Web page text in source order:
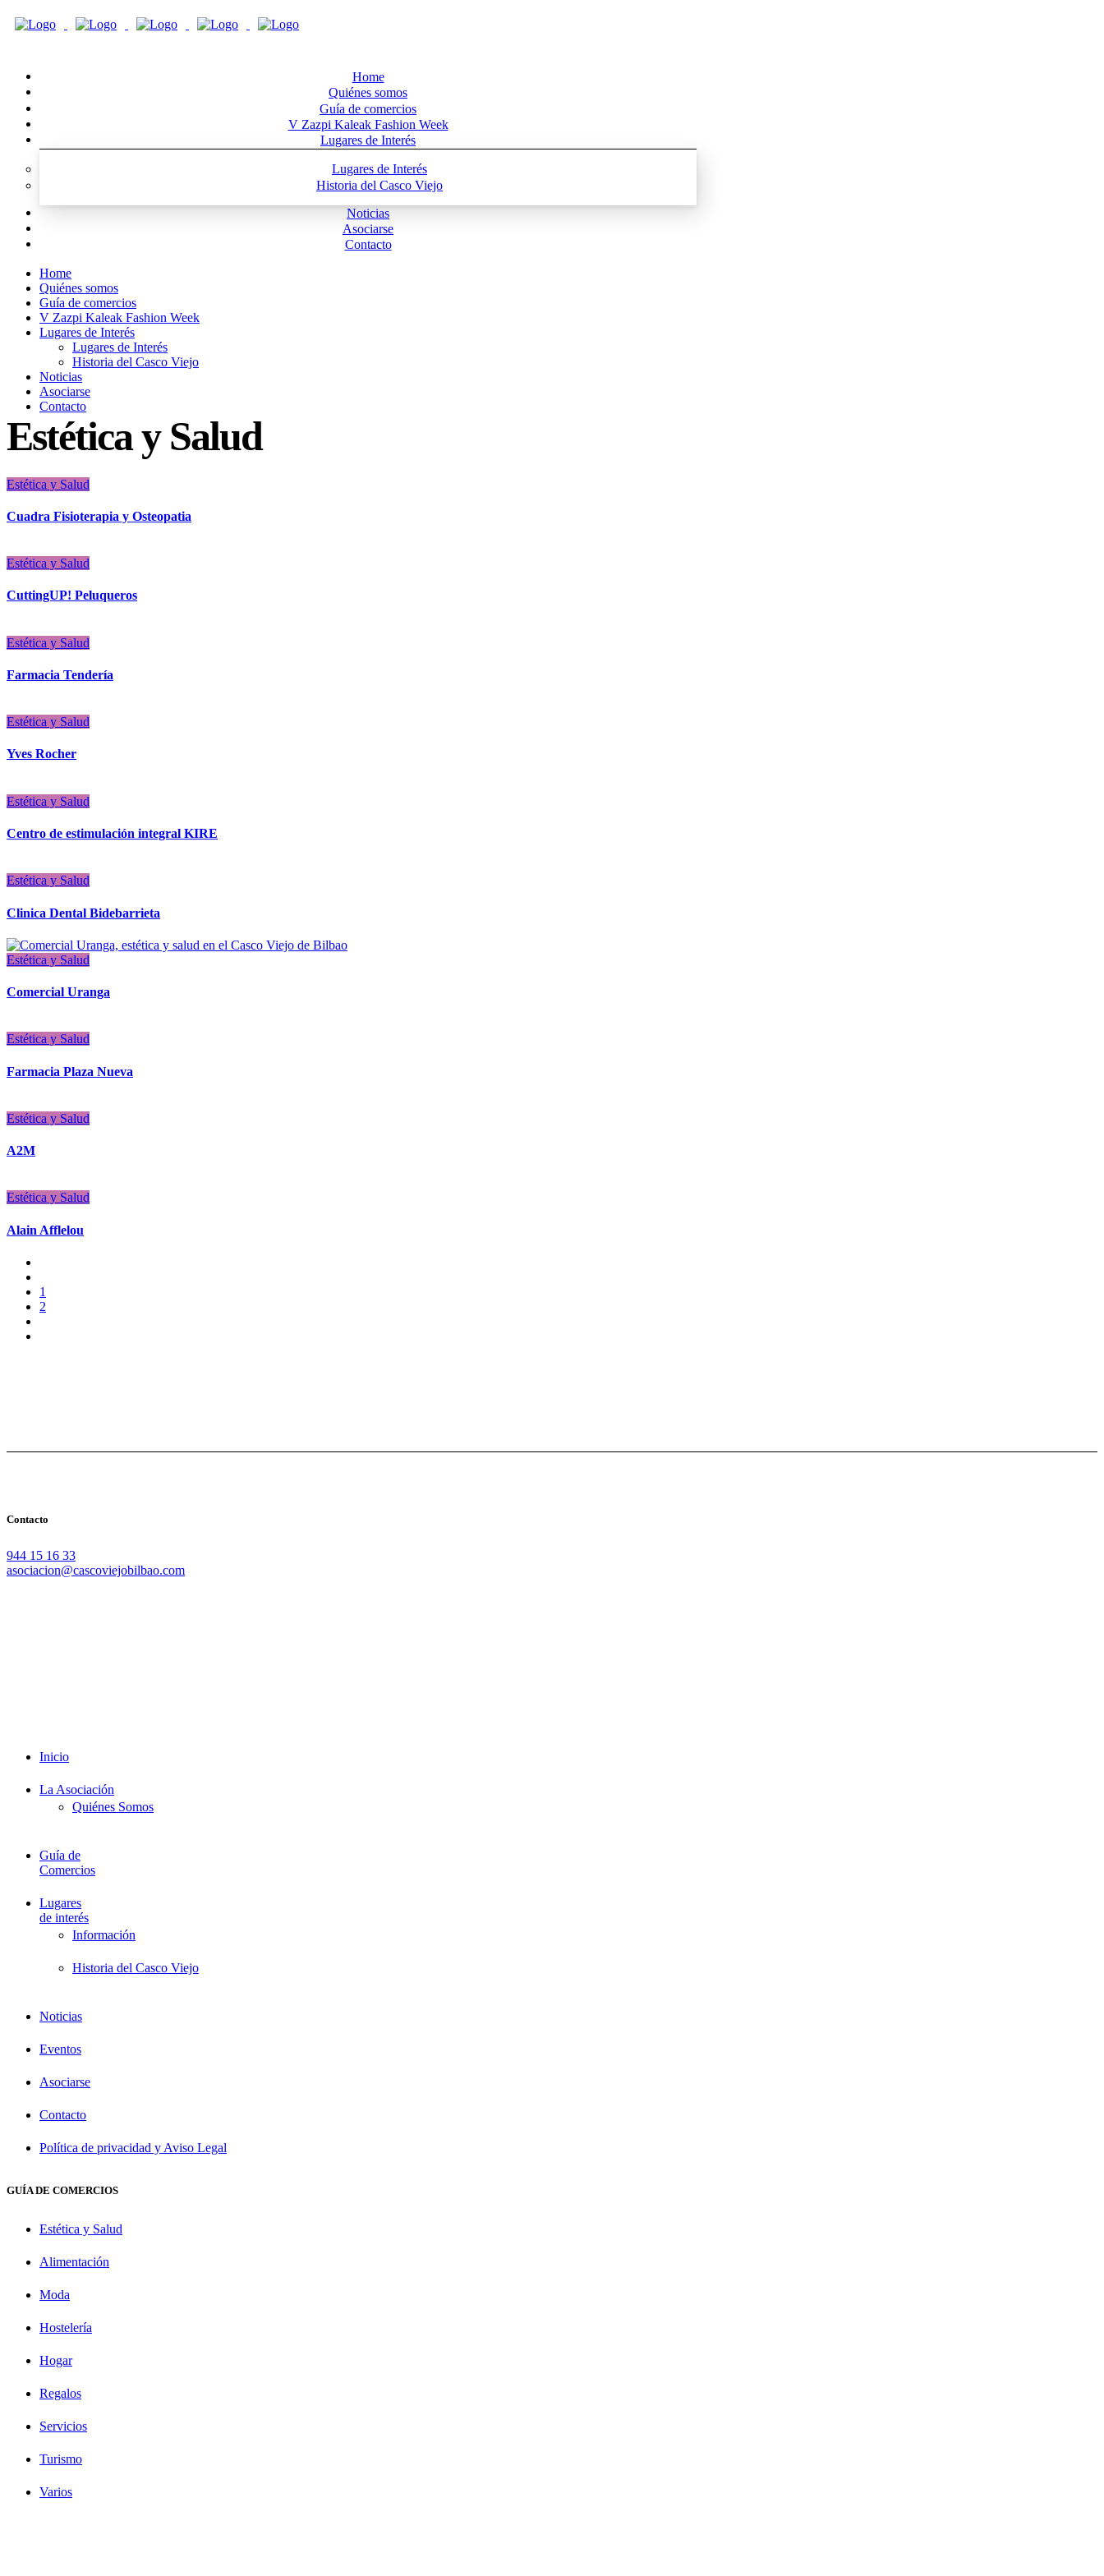
Home
Quiénes somos
Guía de comercios
V Zazpi Kaleak Fashion Week
Lugares de Interés
Lugares de Interés
Historia del Casco Viejo
Noticias
Asociarse
Contacto
Home
Quiénes somos
Guía de comercios
V Zazpi Kaleak Fashion Week
Lugares de Interés
Lugares de Interés
Historia del Casco Viejo
Noticias
Asociarse
Contacto
Estética y Salud
Estética y Salud
Cuadra Fisioterapia y Osteopatia
Estética y Salud
CuttingUP! Peluqueros
Estética y Salud
Farmacia Tendería
Estética y Salud
Yves Rocher
Estética y Salud
Centro de estimulación integral KIRE
Estética y Salud
Clinica Dental Bidebarrieta
Estética y Salud
Comercial Uranga
Estética y Salud
Farmacia Plaza Nueva
Estética y Salud
A2M
Estética y Salud
Alain Afflelou
1
2
Contacto
944 15 16 33
asociacion@cascoviejobilbao.com
Inicio
La Asociación
Quiénes Somos
Guía de
Comercios
Lugares
de interés
Información
Historia del Casco Viejo
Noticias
Eventos
Asociarse
Contacto
Política de privacidad y Aviso Legal
GUÍA DE COMERCIOS
Estética y Salud
Alimentación
Moda
Hostelería
Hogar
Regalos
Servicios
Turismo
Varios